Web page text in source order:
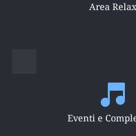
Area Relax
Eventi e